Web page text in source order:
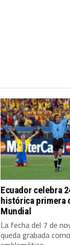
Ecuador celebra
histórica primera
Mundial
La fecha del 7 de
queda grabada